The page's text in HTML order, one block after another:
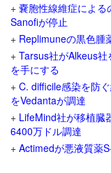
+ 嚢胞性線維症による
Sanofiが停止
+ Replimuneの黒色腫
+ Tarsus社がAlkeus
を手にする
+ C. difficile感染を防
をVedantaが調達
+ LifeMind社が移植臓
6400万ドル調達
+ Actimedが悪液質薬